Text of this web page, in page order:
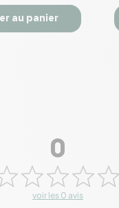
au panier
0
voir les 0 avis